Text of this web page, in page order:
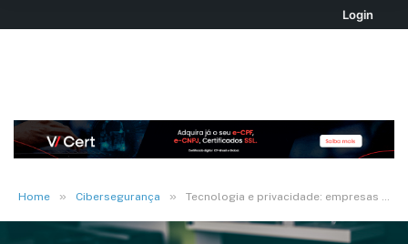
Login
Home » Cibersegurança » Tecnologia e privacidade: empresas enfrentam desafios na proteção de dados na era digital